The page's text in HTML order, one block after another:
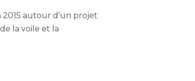
2015 autour d’un projet
la voile et la